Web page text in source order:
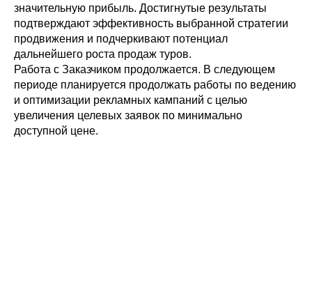
значительную прибыль. Достигнутые результаты
подтверждают эффективность выбранной стратегии
продвижения и подчеркивают потенциал
дальнейшего роста продаж туров.
Работа с Заказчиком продолжается. В следующем
периоде планируется продолжать работы по ведению
и оптимизации рекламных кампаний с целью
увеличения целевых заявок по минимально
доступной цене.